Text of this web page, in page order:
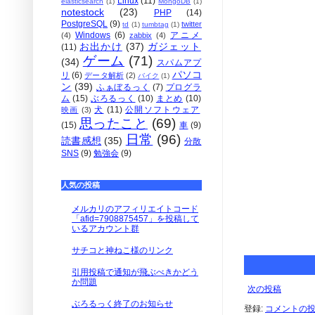
次の投稿
登録: コメントの
notestock (23) PHP
(14)
PostgreSQL (9) td (1) tumbtag (1) twitter
(4) Windows (6) zabbix (4)
アニメ
(11) お出かけ (37) ガジェット
(34) ゲーム (71) スパムアプ
リ (6) データ解析 (2) バイク (1) パソコ
ン (39) ふぁぼるっく (7) プログラ
ム (15) ぶろるっく (10) まとめ (10)
映画 (3) 犬 (11) 公開ソフトウェア
(15) 思ったこと (69) 車 (9)
読書感想 (35) 日常 (96) 分散
SNS (9) 勉強会 (9)
人気の投稿
メルカリのアフィリエイトコード
「afid=7908875457」を投稿して
いるアカウント群
サチコと神ねこ様のリンク
引用投稿で通知が飛ぶべきかどう
か問題
ぶろるっく終了のお知らせ